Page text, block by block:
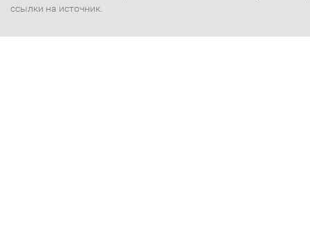
ссылки на источник.